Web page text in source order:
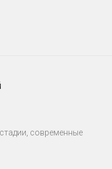
доконтактная и